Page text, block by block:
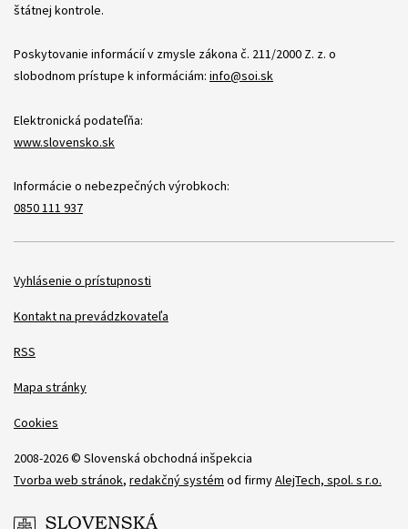
štátnej kontrole.
Poskytovanie informácií v zmysle zákona č. 211/2000 Z. z. o
slobodnom prístupe k informáciám: info@soi.sk
Elektronická podateľňa:
www.slovensko.sk
Informácie o nebezpečných výrobkoch:
0850 111 937
Položky
Vyhlásenie o prístupnosti
Kontakt na prevádzkovateľa
RSS
Mapa stránky
Cookies
2008-2026 © Slovenská obchodná inšpekcia
Tvorba web stránok, redakčný systém od firmyAlejTech, spol. s r.o.